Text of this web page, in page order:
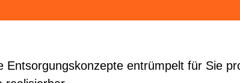
Entsorgungskonzepte entrümpelt für Sie